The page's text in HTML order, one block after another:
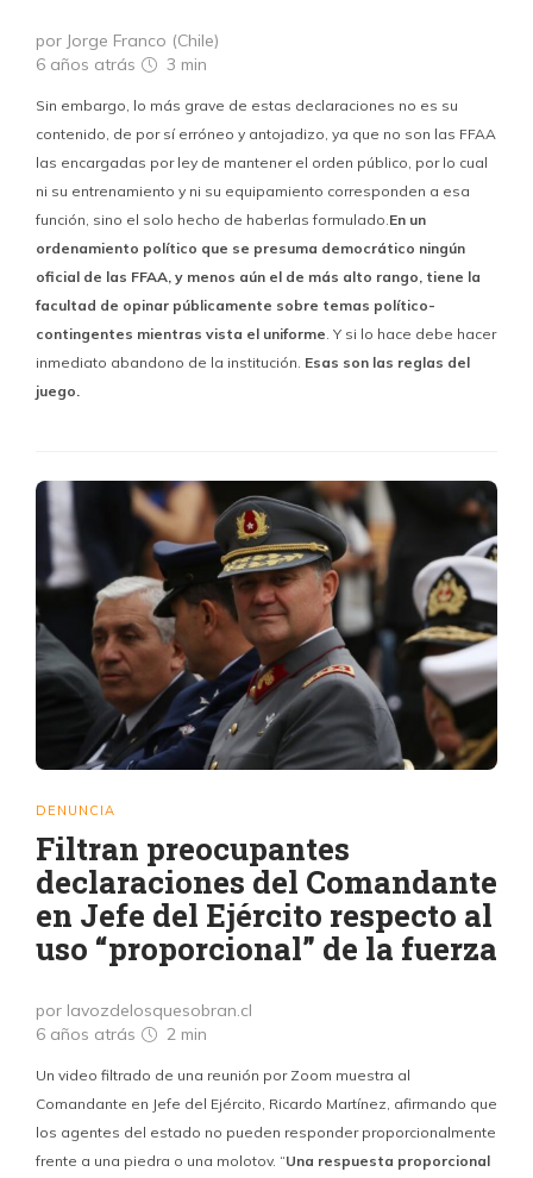
por Jorge Franco (Chile)
6 años atrás
3 min
Sin embargo, lo más grave de estas declaraciones no es su
contenido, de por sí erróneo y antojadizo, ya que no son las FFAA
las encargadas por ley de mantener el orden público, por lo cual
ni su entrenamiento y ni su equipamiento corresponden a esa
función, sino el solo hecho de haberlas formulado. En un
ordenamiento político que se presuma democrático ningún
oficial de las FFAA, y menos aún el de más alto rango, tiene la
facultad de opinar públicamente sobre temas político-
contingentes mientras vista el uniforme . Y si lo hace debe hacer
inmediato abandono de la institución. Esas son las reglas del
juego.
DENUNCIA
Filtran preocupantes
declaraciones del Comandante
en Jefe del Ejército respecto al
uso “proporcional” de la fuerza
por lavozdelosquesobran.cl
6 años atrás
2 min
Un video filtrado de una reunión por Zoom muestra al
Comandante en Jefe del Ejército, Ricardo Martínez, afirmando que
los agentes del estado no pueden responder proporcionalmente
frente a una piedra o una molotov. “Una respuesta proporcional